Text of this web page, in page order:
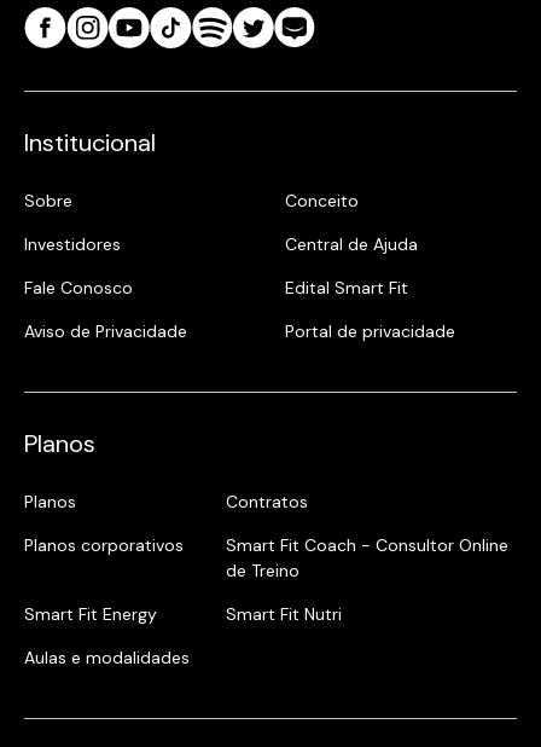
Institucional
Sobre
Conceito
Investidores
Central de Ajuda
Fale Conosco
Edital Smart Fit
Aviso de Privacidade
Portal de privacidade
Planos
Planos
Contratos
Planos corporativos
Smart Fit Coach - Consultor Online
de Treino
Smart Fit Energy
Smart Fit Nutri
Aulas e modalidades